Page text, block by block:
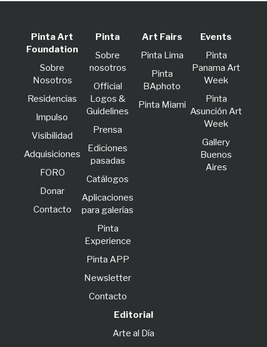
Pinta Art
Foundation
Sobre
Nosotros
Residencias
lmpulso
Visibilidad
Adquisiciones
FORO
Donar
Contacto
Pinta
Sobre
nosotros
Official
Logos &
Guidelines
Prensa
Ediciones
pasadas
Catálogos
Aplicaciones
para galerías
Pinta
Experience
Pinta APP
Newsletter
Contacto
Art Fairs
Pinta Lima
Pinta
BAphoto
Pinta Miami
Events
Pinta
Panama Art
Week
Pinta
Asunción Art
Week
Gallery
Buenos
Aires
Editorial
Arte al Día